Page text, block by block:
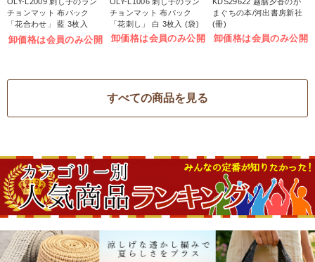
チョンマット 布パック
「花合わせ」 藍 3枚入
(袋)
卸価格は会員のみ公開
チョンマット 布パック
「花刺し」 白 3枚入 (袋)
卸価格は会員のみ公開
まぐちの本/河出書房新社
(冊)
卸価格は会員のみ公開
すべての商品を見る